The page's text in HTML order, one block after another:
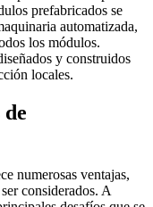
prefabricados se
automatizada,
los módulos.
y construidos
locales.
numerosas ventajas,
considerados. A